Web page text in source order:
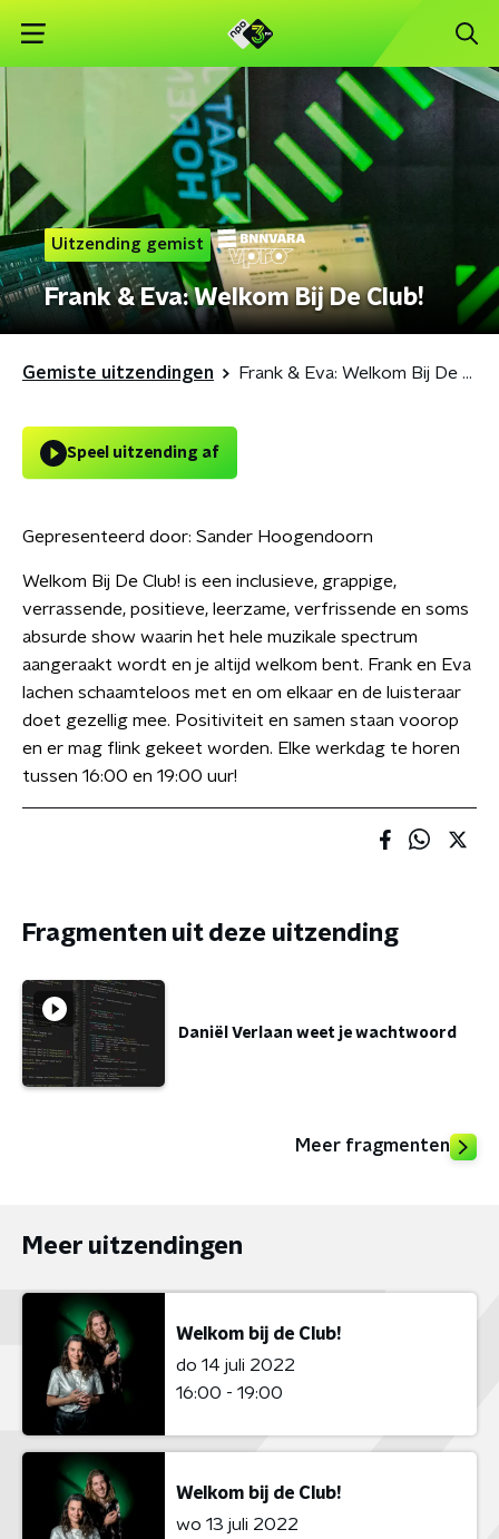
Uitzending gemist
Frank & Eva: Welkom Bij De Club!
Gemiste uitzendingen Frank & Eva: Welkom Bij De Club!
Speel uitzending af
Gepresenteerd door: Sander Hoogendoorn
Welkom Bij De Club! is een inclusieve, grappige,
verrassende, positieve, leerzame, verfrissende en soms
absurde show waarin het hele muzikale spectrum
aangeraakt wordt en je altijd welkom bent. Frank en Eva
lachen schaamteloos met en om elkaar en de luisteraar
doet gezellig mee. Positiviteit en samen staan voorop
en er mag flink gekeet worden. Elke werkdag te horen
tussen 16:00 en 19:00 uur!
Fragmenten uit deze uitzending
Daniël Verlaan weet je wachtwoord
Meer fragmenten
Meer uitzendingen
Welkom bij de Club!
do 14 juli 2022
16:00 - 19:00
Welkom bij de Club!
wo 13 juli 2022